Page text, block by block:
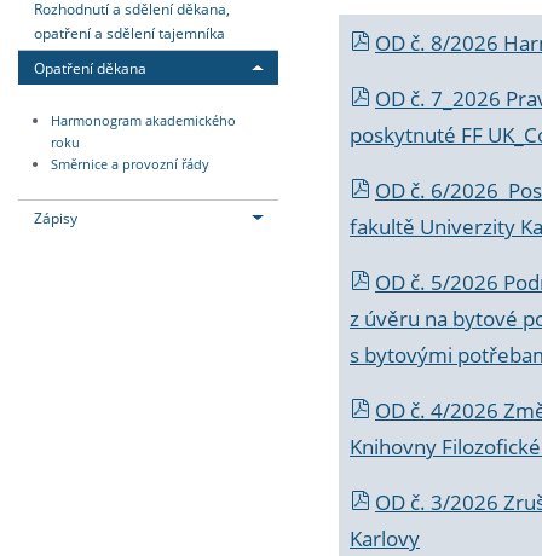
Rozhodnutí a sdělení děkana,
opatření a sdělení tajemníka
Opatření děkana
Harmonogram akademického
roku
Směrnice a provozní řády
Zápisy
OD č. 8/2026
OD č. 7_2026
poskytnuté FF
OD č. 6/2026
fakultě Univerzity
OD č. 5/2026
z úvěru na bytové
s bytovými
OD č. 4/2026
Knihovny
OD č. 3/2026
Karlovy